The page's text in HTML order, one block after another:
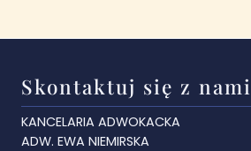
Skontaktuj się z nami
KANCELARIA ADWOKACKA
ADW. EWA NIEMIRSKA